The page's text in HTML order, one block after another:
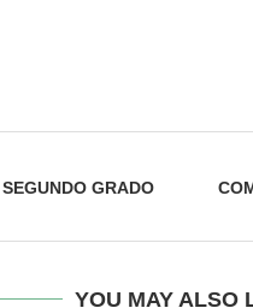
GRADO
YOU MAY ALSO